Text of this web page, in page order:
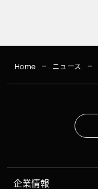
Home ニュース
企業情報